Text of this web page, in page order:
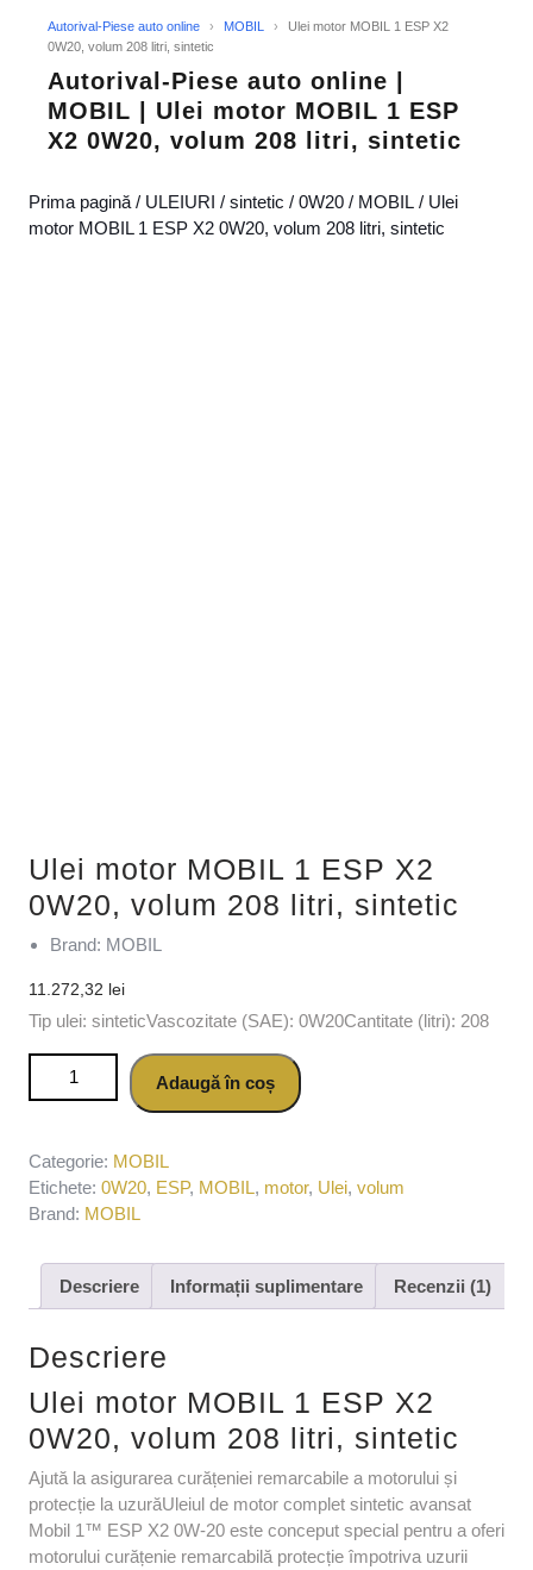
Autorival-Piese auto online › MOBIL ›
Ulei motor MOBIL 1 ESP X2
0W20, volum 208 litri, sintetic
Autorival-Piese auto online |
MOBIL | Ulei motor MOBIL 1 ESP
X2 0W20, volum 208 litri, sintetic
Prima pagină / ULEIURI / sintetic / 0W20 / MOBIL / Ulei
motor MOBIL 1 ESP X2 0W20, volum 208 litri, sintetic
Ulei motor MOBIL 1 ESP X2
0W20, volum 208 litri, sintetic
Brand: MOBIL
11.272,32 lei
Tip ulei: sinteticVascozitate (SAE): 0W20Cantitate (litri): 208
Cantitate Ulei motor MOBIL 1 ESP X2 0W20, volum 208 litri,
Adaugă în coș
Categorie: MOBIL
Etichete: 0W20, ESP, MOBIL, motor, Ulei, volum
Brand: MOBIL
Descriere Informații suplimentare Recenzii (1)
Descriere
Ulei motor MOBIL 1 ESP X2
0W20, volum 208 litri, sintetic
Ajută la asigurarea curățeniei remarcabile a motorului și
protecție la uzurăUleiul de motor complet sintetic avansat
Mobil 1™ ESP X2 0W-20 este conceput special pentru a oferi
motorului curățenie remarcabilă protecție împotriva uzurii